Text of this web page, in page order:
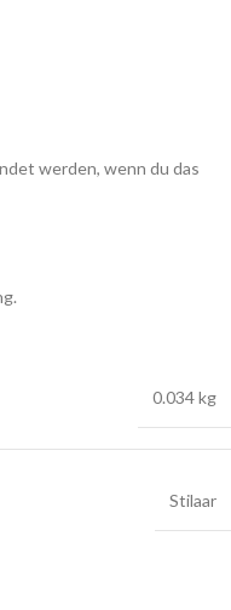
werden, wenn du das
0.034 kg
Stilaar